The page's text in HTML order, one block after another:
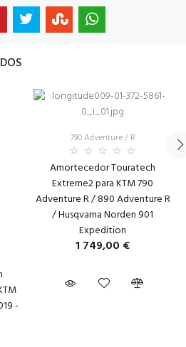
-
790 Adventure / R
Amortecedor Touratech
Extreme2 para KTM 790
Adventure R / 890 Adventure R
/ Husqvarna Norden 901
Expedition
1 749,00 €